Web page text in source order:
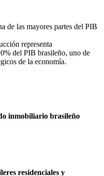
de las mayores partes del PIB
representa
del PIB brasileño, uno de
de la economía.
inmobiliario brasileño
residenciales y